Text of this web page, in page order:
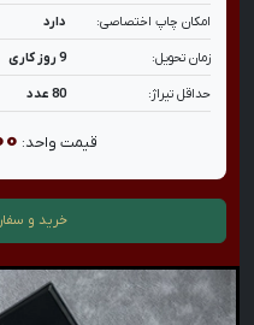
امکان چاپ اختصاصی: دارد
زمان تحویل: 9 روز کاری
حداقل تیراژ: 80 عدد
قیمت واحد:
خرید و